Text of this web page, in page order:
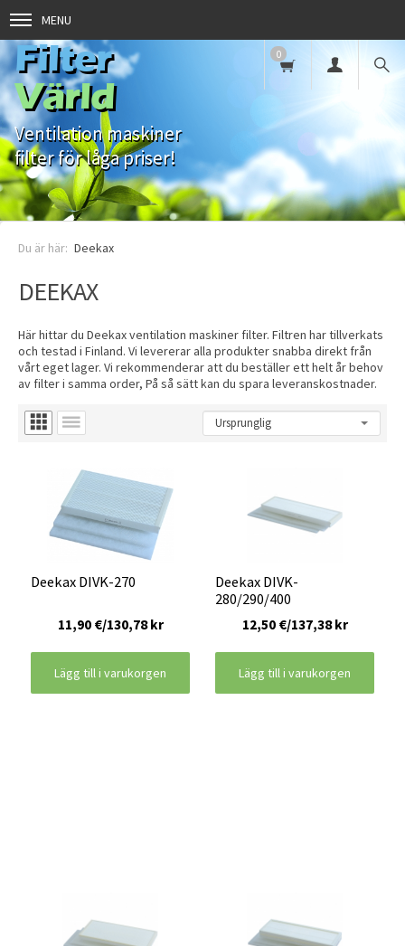
MENU
Filter
Värld
Ventilation maskiner
filter för låga priser!
0
Deekax
DEEKAX
Här hittar du Deekax ventilation maskiner filter. Filtren har tillverkats
och testad i Finland. Vi levererar alla produkter snabba direkt från
vårt eget lager. Vi rekommenderar att du beställer ett helt år behov
av filter i samma order, På så sätt kan du spara leveranskostnader.
Deekax DIVK-270
11,90 €/130,78 kr
Lägg till i varukorgen
Deekax DIVK-
280/290/400
12,50 €/137,38 kr
Lägg till i varukorgen